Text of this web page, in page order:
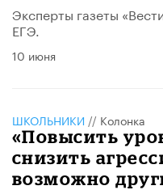
Эксперты газеты
ЕГЭ.
10 июня
ШКОЛЬНИКИ // Колонка
«Повысить
снизить
возможно